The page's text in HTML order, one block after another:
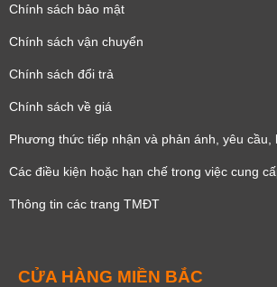
Chính sách bảo mật
Chính sách vận chuyển
Chính sách đổi trả
Chính sách về giá
Phương thức tiếp nhận và phản ánh, yêu cầu,
Các điều kiện hoặc hạn chế trong việc cung
Thông tin các trang TMĐT
CỬA HÀNG MIỀN BẮC